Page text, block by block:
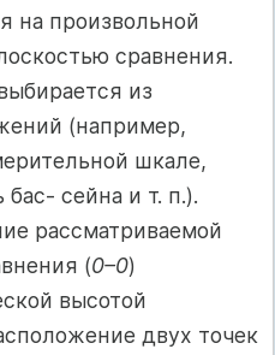
на произвольной
сравнения.
из
(например,
шкале,
сейна и т. п.).
рассматриваемой
(0–0)
высотой
двух точек